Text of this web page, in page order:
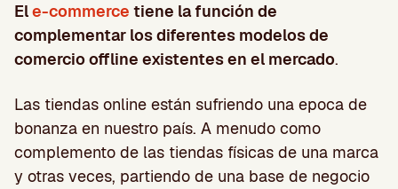
Ele-commerce tiene la función de
complementar los diferentes modelos de
comercio offline existentes en el mercado.
Las tiendas online están sufriendo una epoca de
bonanza en nuestro país. A menudo como
complemento de las tiendas físicas de una marca
y otras veces, partiendo de una base de negocio